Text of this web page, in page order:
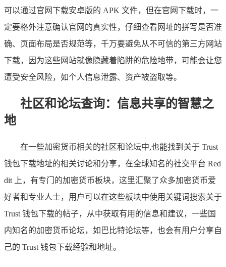
可以通过官网下载安卓版的 APK 文件，但在官网下载时，一
定要格外注意确认官网的真实性，仔细查看网址的拼写是否准
确、页面布局是否规范等，千万要避免从不可信的第三方网站
下载，因为这些网站就像隐藏着陷阱的危险地带，可能会让您
遭受安全风险，如个人信息泄露、资产被盗取等。
社区和论坛查询：信息共享的智慧之
地
在一些加密货币相关的社区和论坛中,也能找到关于 Trust
钱包下载地址的相关讨论和分享，在全球知名的社交平台 Red
dit 上，有专门的加密货币板块，这里汇聚了众多加密货币爱
好者和专业人士，用户可以在这些板块中使用关键词搜索关于
Trust 钱包下载的帖子，从中获取有用的信息和建议，一些国
内知名的加密货币论坛，如巴比特论坛等，也会有用户分享自
己的 Trust 钱包下载经验和地址。